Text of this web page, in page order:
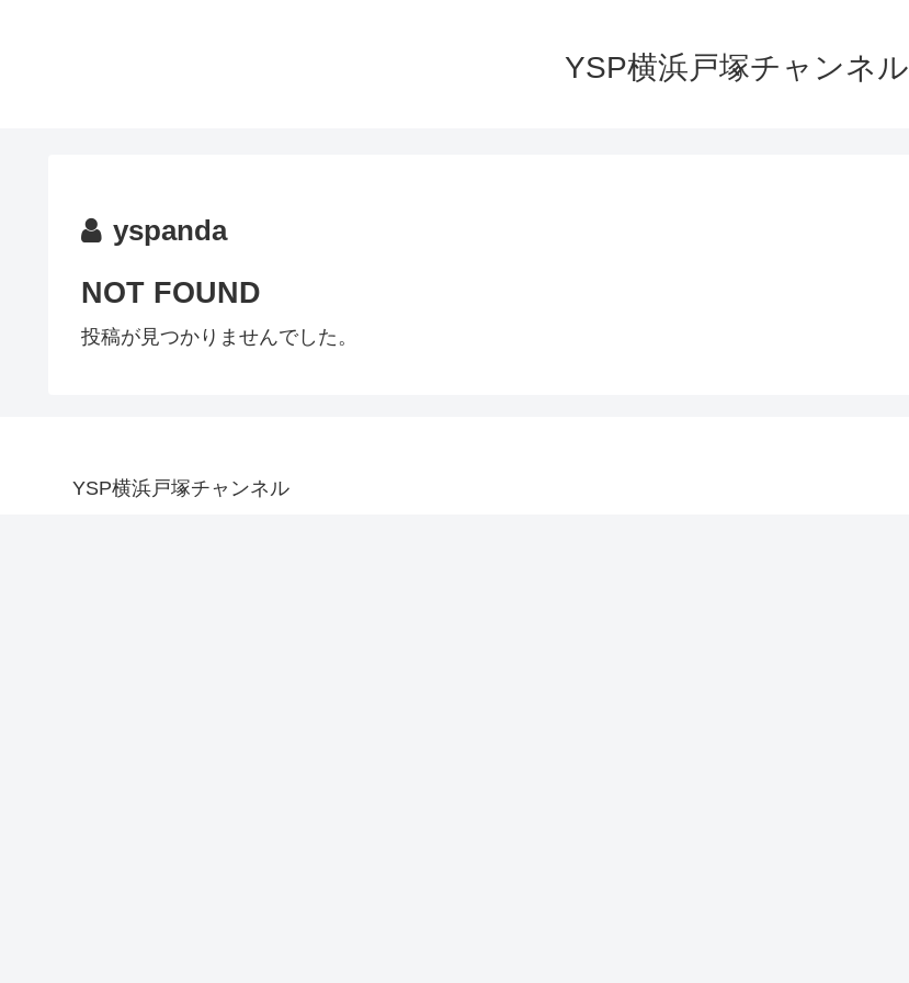
YSP横浜戸塚チャンネル
yspanda
NOT FOUND
投稿が見つかりませんでした。
YSP横浜戸塚チャンネル